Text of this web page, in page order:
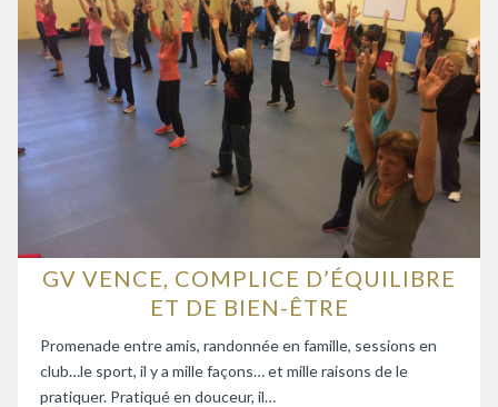
GV VENCE, COMPLICE D’ÉQUILIBRE
ET DE BIEN-ÊTRE
Promenade entre amis, randonnée en famille, sessions en
club…le sport, il y a mille façons… et mille raisons de le
pratiquer. Pratiqué en douceur, il…